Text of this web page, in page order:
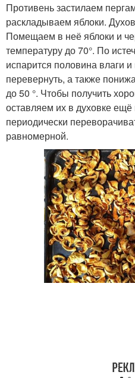
Противень застилаем
раскладываем яблоки.
Помещаем в неё яблоки и
температуру до 70°. По
испарится половина влаги
перевернуть, а также
до 50 °. Чтобы получить
оставляем их в духовке
периодически
равномерной.